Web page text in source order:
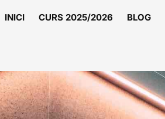
INICI CURS 2025/2026 BLOG